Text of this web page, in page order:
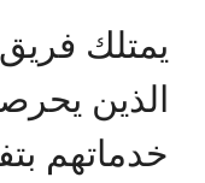
يمتلك
الذين
خدماتهم